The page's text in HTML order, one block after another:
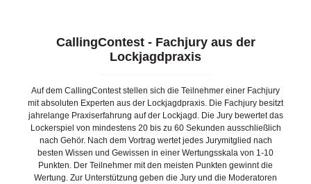
CallingContest - Fachjury aus der
Lockjagdpraxis
Auf dem CallingContest stellen sich die Teilnehmer einer Fachjury
mit absoluten Experten aus der Lockjagdpraxis. Die Fachjury besitzt
jahrelange Praxiserfahrung auf der Lockjagd. Die Jury bewertet das
Lockerspiel von mindestens 20 bis zu 60 Sekunden ausschließlich
nach Gehör. Nach dem Vortrag wertet jedes Jurymitglied nach
besten Wissen und Gewissen in einer Wertungsskala von 1-10
Punkten. Der Teilnehmer mit den meisten Punkten gewinnt die
Wertung. Zur Unterstützung geben die Jury und die Moderatoren